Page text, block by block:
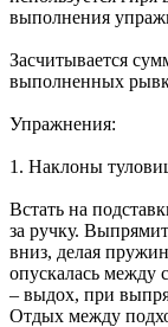
выполнения
Засчитывается
выполненных
Упражнения:
1. Наклоны
Встать на
за ручку.
вниз, делая
опускалась
– выдох, при
Отдых между